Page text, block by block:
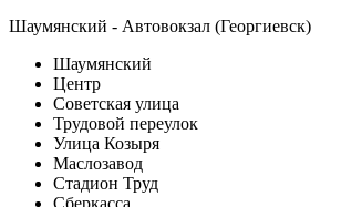
Шаумянский - Автовокзал (Георгиевск)
Шаумянский
Центр
Советская улица
Трудовой переулок
Улица Козыря
Маслозавод
Стадион Труд